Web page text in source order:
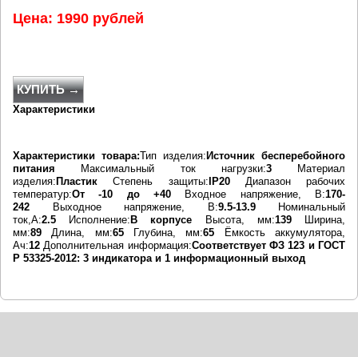
Цена: 1990 рублей
КУПИТЬ →
Характеристики
Характеристики товара:Тип изделия: Источник бесперебойного
питания Максимальный ток нагрузки:3Материал
изделия: Пластик Степень защиты: IP20Диапазон рабочих
температур:От -10 до +40 Входное напряжение, В:170-
242 Выходное напряжение, В:9.5-13.9Номинальный
ток,А:2.5 Исполнение: В корпусе Высота, мм:139Ширина,
мм:89 Длина, мм:65Глубина, мм:65 Ёмкость аккумулятора,
Ач:12 Дополнительная информация:Соответствует ФЗ 123 и ГОСТ
Р 53325-2012: 3 индикатора и 1 информационный выход